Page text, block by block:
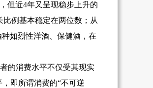
但近4年又呈现稳步上升的
例基本稳定在两位数；从
如烈性洋酒、保健酒，在
的消费水平不仅受其现实
即所谓消费的“不可逆